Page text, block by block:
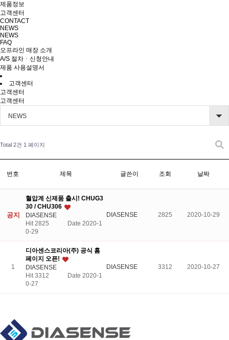
제품정보
고객센터
CONTACT
NEWS
NEWS
FAQ
오프라인 매장 소개
A/S 절차ㆍ신청안내
제품 사용설명서
고객센터
고객센터
고객센터
NEWS
Total 2건 1 페이지
번호 제목 글쓴이 조회 날짜
공지
혈압계 신제품 출시! CHUG3
30 / CHU306
DIASENSE
Hit 2825
Date 2020-1
0-29
DIASENSE 2825 2020-10-29
1
디아센스코리아(주) 공식 홈
페이지 오픈!
DIASENSE
Hit 3312
Date 2020-1
0-27
DIASENSE 3312 2020-10-27